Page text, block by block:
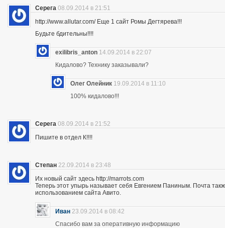
Серега 08.09.2014 в 21:51
http://www.allutar.com/ Еще 1 сайт Ромы Дегтярева!!!
Будьте бдительны!!!!
exilibris_anton 14.09.2014 в 22:07
Кидалово? Технику заказывали?
Олег Олейник 19.09.2014 в 11:10
100% кидалово!!!
Серега 08.09.2014 в 21:52
Пишите в отдел К!!!!
Степан 22.09.2014 в 23:48
Их новый сайт здесь http://marrots.com
Теперь этот упырь называет себя Евгением Паниным. Почта
использованием сайта Авито.
Иван 23.09.2014 в 08:42
Спасибо вам за оперативную информацию